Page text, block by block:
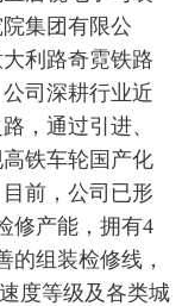
集团有限公
利路奇霓铁路
司深耕行业近
，通过引进、
铁车轮国产化
前，公司已形
修产能，拥有4
的组装检修线，
度等级及各类城